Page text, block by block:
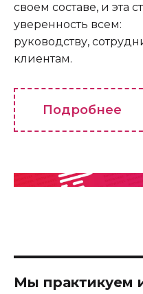
своем составе, и эта
уверенность всем:
руководству,
клиентам.
Подробнее
Мы практикуем